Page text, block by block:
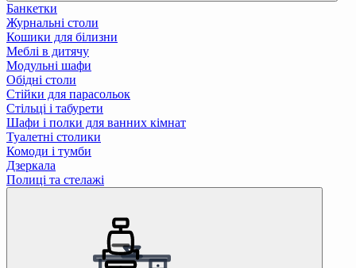
Банкетки
Журнальні столи
Кошики для білизни
Меблі в дитячу
Модульні шафи
Обідні столи
Стійки для парасольок
Стільці і табурети
Шафи і полки для ванних кімнат
Туалетні столики
Комоди і тумби
Дзеркала
Полиці та стелажі